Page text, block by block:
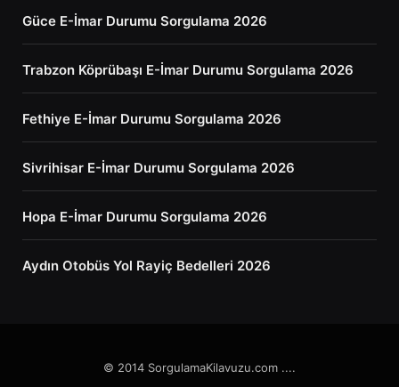
Güce E-İmar Durumu Sorgulama 2026
Trabzon Köprübaşı E-İmar Durumu Sorgulama 2026
Fethiye E-İmar Durumu Sorgulama 2026
Sivrihisar E-İmar Durumu Sorgulama 2026
Hopa E-İmar Durumu Sorgulama 2026
Aydın Otobüs Yol Rayiç Bedelleri 2026
© 2014 SorgulamaKilavuzu.com ....